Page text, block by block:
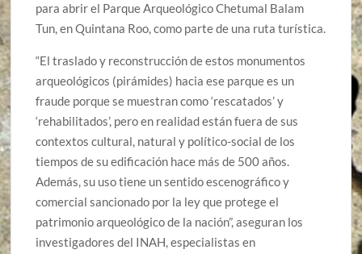
para abrir el Parque Arqueológico Chetumal Balam
Tun, en Quintana Roo, como parte de una ruta turística.
“El traslado y reconstrucción de estos monumentos
arqueológicos (pirámides) hacia ese parque es un
fraude porque se muestran como ‘rescatados’ y
‘rehabilitados’, pero en realidad están fuera de sus
contextos cultural, natural y político-social de los
tiempos de su edificación hace más de 500 años.
Además, su uso tiene un sentido escenográfico y
comercial sancionado por la ley que protege el
patrimonio arqueológico de la nación”, aseguran los
investigadores del INAH, especialistas en